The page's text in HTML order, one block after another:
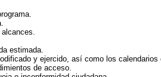
estimada.
y ejercido, así como los
de acceso.